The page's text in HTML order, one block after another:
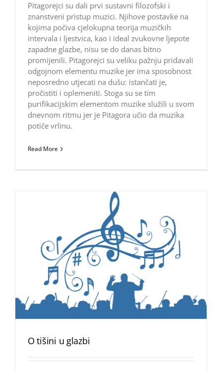
Pitagorejci su dali prvi sustavni filozofski i
znanstveni pristup muzici. Njihove postavke na
kojima počiva cjelokupna teorija muzičkih
intervala i ljestvica, kao i ideal zvukovne ljepote
zapadne glazbe, nisu se do danas bitno
promijenili. Pitagorejci su veliku pažnju pridavali
odgojnom elementu muzike jer ima sposobnost
neposredno utjecati na dušu: istančati je,
pročistiti i oplemeniti. Stoga su se tim
purifikacijskim elementom muzike služili u svom
dnevnom ritmu jer je Pitagora učio da muzika
potiče vrlinu.
Read More
O tišini u glazbi